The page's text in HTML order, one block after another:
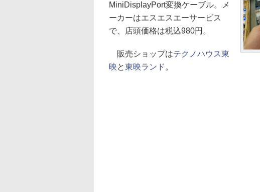
MiniDisplayPort変換ケーブル。メ
ーカーはエスエスエーサービス
で、店頭価格は税込980円。
販売ショップはテクノハウス東
映と東映ランド 。